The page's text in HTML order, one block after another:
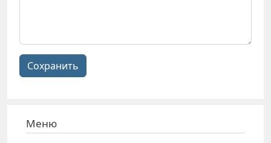
Сохранить
Меню